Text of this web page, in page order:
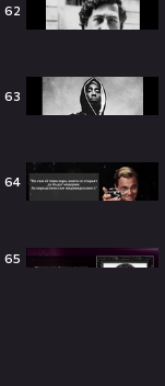
62
63
64
65
08:16